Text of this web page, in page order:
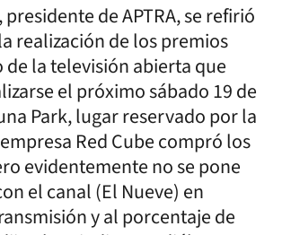
presidente de APTRA, se refirió
realización de los premios
de la televisión abierta que
el próximo sábado 19 de
Park, lugar reservado por la
Red Cube compró los
evidentemente no se pone
el canal (El Nueve) en
y al porcentaje de